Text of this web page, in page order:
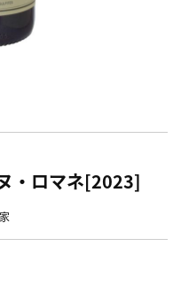
・ロマネ[2023]